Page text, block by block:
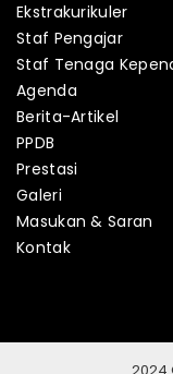
Ekstrakurikuler
Staf Pengajar
Staf Tenaga
Agenda
Berita-Artikel
PPDB
Prestasi
Galeri
Masukan & Saran
Kontak